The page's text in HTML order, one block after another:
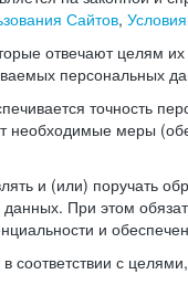
Сайтов,
отвечают целям
персональных
точность
меры
и (или) поручать
При этом
и
соответствии с